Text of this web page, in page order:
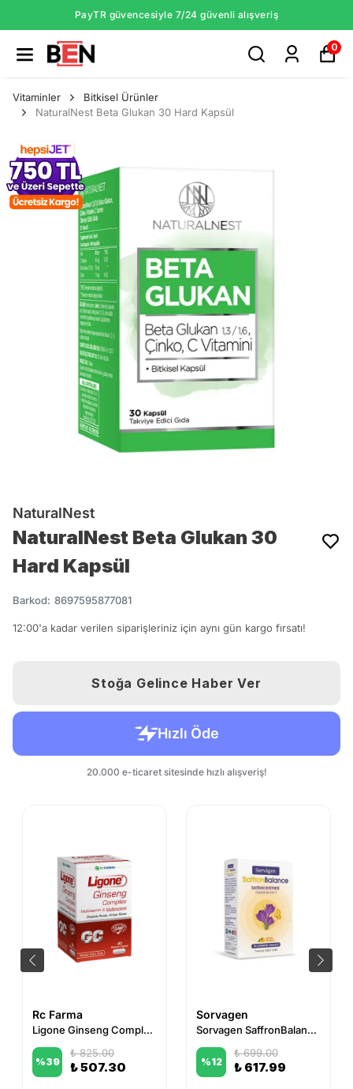
PayTR güvencesiyle 7/24 güvenli alışveriş
0
Vitaminler
Bitkisel Ürünler
NaturalNest Beta Glukan 30 Hard Kapsül
NaturalNest
NaturalNest Beta Glukan 30
Hard Kapsül
Barkod: 8697595877081
12:00'a kadar verilen siparişleriniz için aynı gün kargo fırsatı!
Stoğa Gelince Haber Ver
Rc Farma
Ligone Ginseng Complex 30 Vejetaryen Kapsül
%39
₺ 825.00
₺ 507.30
Sorvagen
Sorvagen SaffronBalance Safran 30 Çiğneme Tableti
%12
₺ 699.00
₺ 617.99